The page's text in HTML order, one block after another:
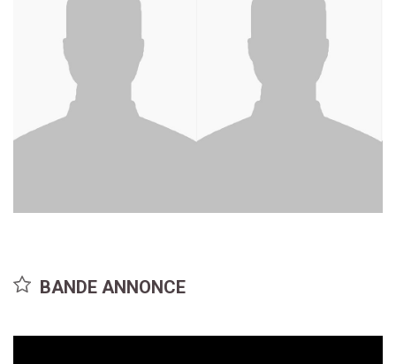
Souheila Yacoub
AliceBANDE ANNONCE